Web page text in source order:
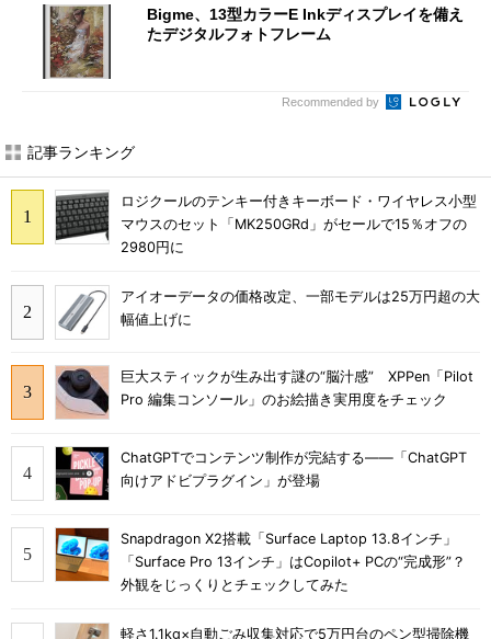
Bigme、13型カラーE Inkディスプレイを備え
たデジタルフォトフレーム
Recommended by
記事ランキング
ロジクールのテンキー付きキーボード・ワイヤレス小型
マウスのセット「MK250GRd」がセールで15％オフの
2980円に
アイオーデータの価格改定、一部モデルは25万円超の大
幅値上げに
巨大スティックが生み出す謎の“脳汁感” XPPen「Pilot
Pro 編集コンソール」のお絵描き実用度をチェック
ChatGPTでコンテンツ制作が完結する――「ChatGPT
向けアドビプラグイン」が登場
Snapdragon X2搭載「Surface Laptop 13.8インチ」
「Surface Pro 13インチ」はCopilot+ PCの“完成形”？
外観をじっくりとチェックしてみた
軽さ1.1kg×自動ごみ収集対応で5万円台のペン型掃除機